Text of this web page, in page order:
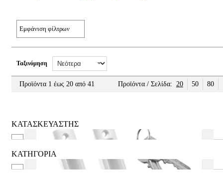
Εμφάνιση φίλτρων
Ταξινόμηση
Προϊόντα 1 έως 20 από 41 Προϊόντα / Σελίδα: 20 50 80
ΚΑΤΑΣΚΕΥΑΣΤΗΣ
CISA
ΚΑΤΗΓΟΡΙΑ
WC - Μπάνιου